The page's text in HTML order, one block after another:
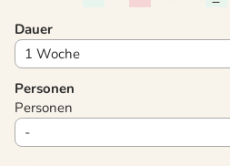
Dauer
Personen
Personen